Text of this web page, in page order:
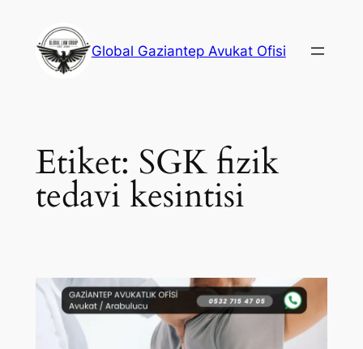
Global Gaziantep Avukat Ofisi
Etiket: SGK fizik
tedavi kesintisi